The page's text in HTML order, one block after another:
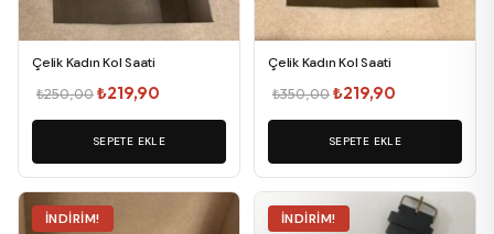
Çelik Kadın Kol Saati
₺250,00Orijinal
fiyat:
₺250,00.
₺219,90
andaki
fiyat:
₺219,90.
SEPETE EKLE
Çelik Kadın Kol Saati
₺350,00Orijinal
fiyat:
₺350,00.
₺219,90
andaki
fiyat:
₺219,90.
SEPETE EKLE
İNDIRIM! İNDIRIM!